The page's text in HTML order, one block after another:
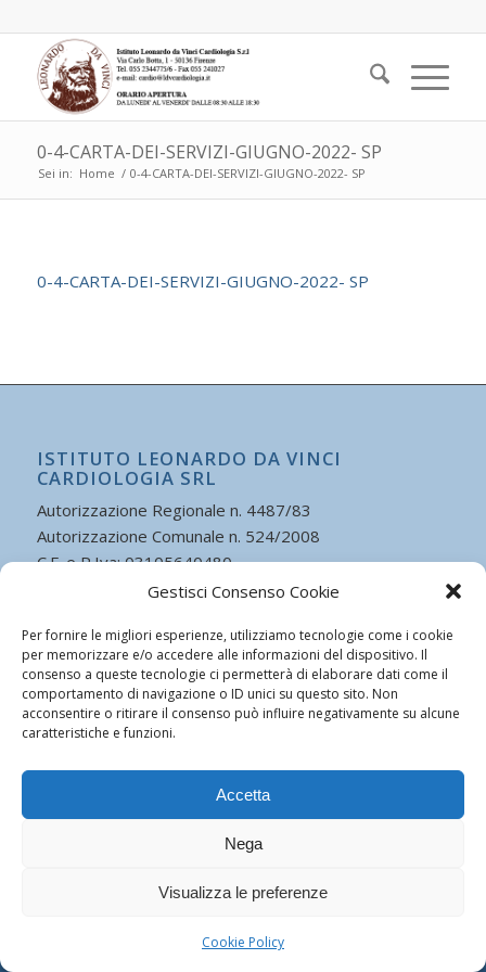
Gestisci Consenso Cookie
Per fornire le migliori esperienze, utilizziamo tecnologie come i cookie
per memorizzare e/o accedere alle informazioni del dispositivo. Il
consenso a queste tecnologie ci permetterà di elaborare dati come il
comportamento di navigazione o ID unici su questo sito. Non
acconsentire o ritirare il consenso può influire negativamente su alcune
caratteristiche e funzioni.
Accetta
Nega
Visualizza le preferenze
Cookie Policy
0-4-CARTA-DEI-SERVIZI-GIUGNO-2022- SP
Sei in: Home / 0-4-CARTA-DEI-SERVIZI-GIUGNO-2022- SP
0-4-CARTA-DEI-SERVIZI-GIUGNO-2022- SP
ISTITUTO LEONARDO DA VINCI
CARDIOLOGIA SRL
Autorizzazione Regionale n. 4487/83
Autorizzazione Comunale n. 524/2008
C.F. e P.Iva: 03105640480
Capitale Sociale Euro 51.481,00 I.v.
© Copyright - Istituto Leonardo da Vinci - Cardiologia - Powered by
communication